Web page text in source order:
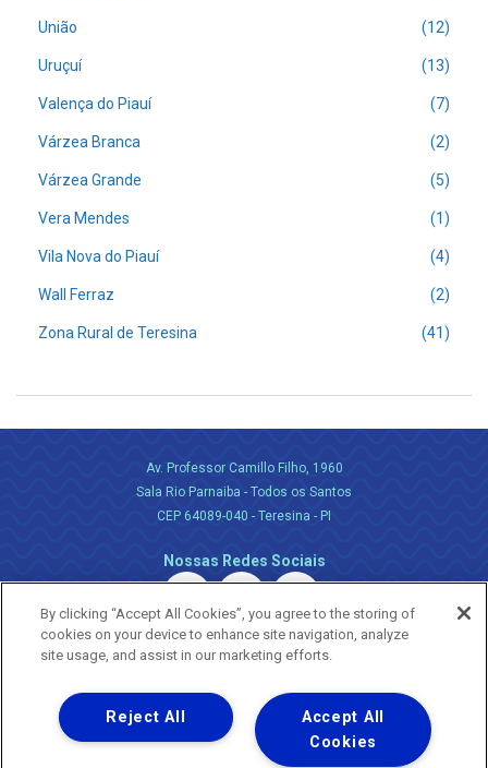
União (12)
Uruçuí (13)
Valença do Piauí (7)
Várzea Branca (2)
Várzea Grande (5)
Vera Mendes (1)
Vila Nova do Piauí (4)
Wall Ferraz (2)
Zona Rural de Teresina (41)
Av. Professor Camillo Filho, 1960
Sala Rio Parnaiba - Todos os Santos
CEP 64089-040 - Teresina - PI
Nossas Redes Sociais
Uma empresa
Copyright ® 2026 - Todos os Direitos Reservados.
By clicking “Accept All Cookies”, you agree to the storing of
cookies on your device to enhance site navigation, analyze
site usage, and assist in our marketing efforts.
Accept All
Cookies
Reject All